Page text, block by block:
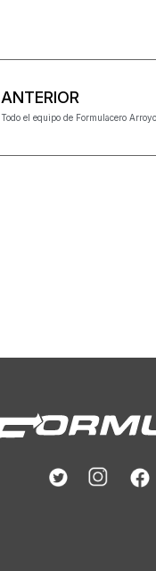
ANTERIOR
Todo el equipo de Formulacero